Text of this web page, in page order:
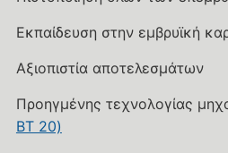
Εκπαίδευση στην εμβρυϊκή
Αξιοπιστία αποτελεσμάτων
Προηγμένης τεχνολογίας
BT 20)